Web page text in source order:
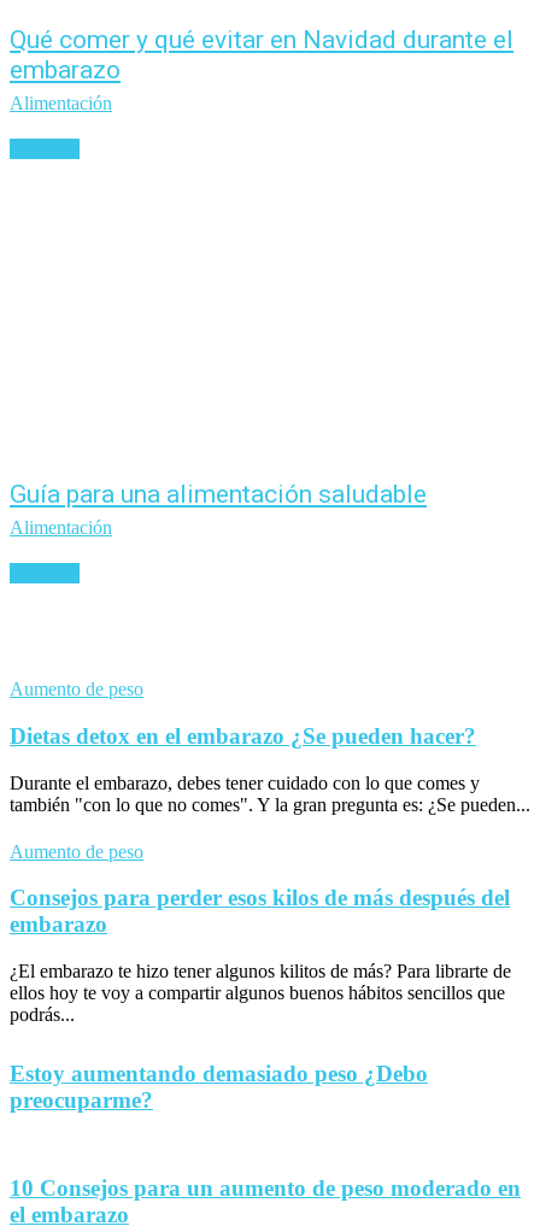
Qué comer y qué evitar en Navidad durante el
embarazo
Alimentación
Guía para una alimentación saludable
Alimentación
Aumento de peso
Dietas detox en el embarazo ¿Se pueden hacer?
Durante el embarazo, debes tener cuidado con lo que comes y
también "con lo que no comes". Y la gran pregunta es: ¿Se pueden...
Aumento de peso
Consejos para perder esos kilos de más después del
embarazo
¿El embarazo te hizo tener algunos kilitos de más? Para librarte de
ellos hoy te voy a compartir algunos buenos hábitos sencillos que
podrás...
Estoy aumentando demasiado peso ¿Debo
preocuparme?
10 Consejos para un aumento de peso moderado en
el embarazo